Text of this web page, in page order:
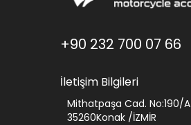
+90 232 700 07 66
İletişim Bilgileri
Mithatpaşa Cad. No:190/A
35260Konak /İZMİR